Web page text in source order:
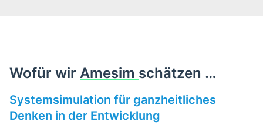
Wofür wir Amesim schätzen …
Systemsimulation für ganzheitliches
Denken in der Entwicklung